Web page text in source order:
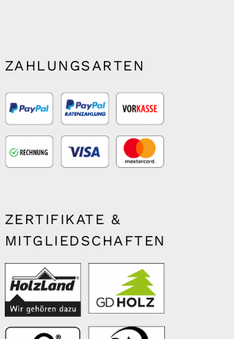
ZAHLUNGSARTEN
ZERTIFIKATE &
MITGLIEDSCHAFTEN